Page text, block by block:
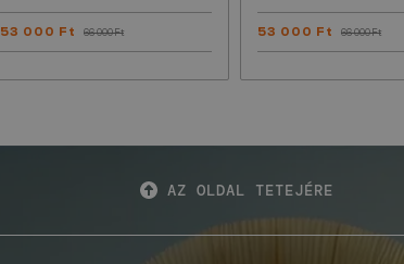
53 000 Ft 66 000 Ft 53 000 Ft 66 000 Ft
AZ OLDAL TETEJÉRE